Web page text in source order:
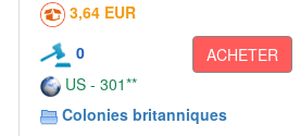
3,64 EUR
0
ACHETER
US - 301**
Colonies britanniques